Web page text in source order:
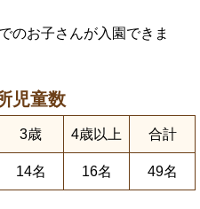
のお子さんが入園できま
児童数
3歳 4歳以上 合計
14名 16名 49名